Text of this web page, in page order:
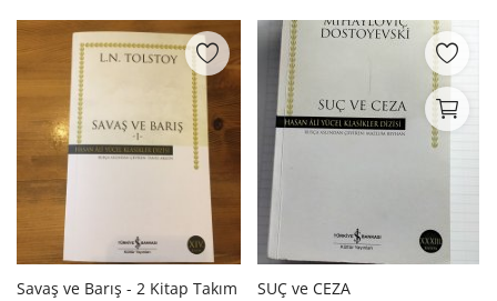
Savaş ve Barış - 2 Kitap Takım
SUÇ ve CEZA